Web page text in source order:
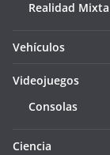
Realidad Mixta
Vehículos
Videojuegos
Consolas
Ciencia